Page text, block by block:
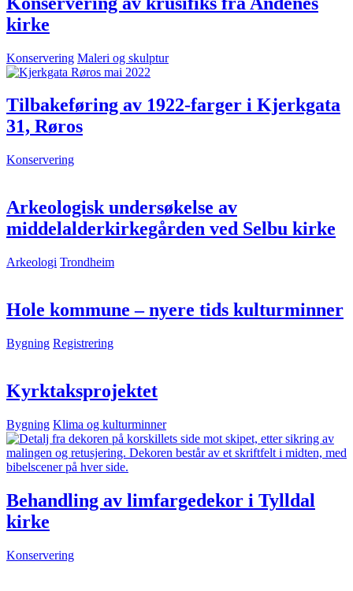
kirke
Konservering Maleri og skulptur
Tilbakeføring av 1922-farger i Kjerkgata
31, Røros
Konservering
Arkeologisk undersøkelse av
middelalderkirkegården ved Selbu kirke
Arkeologi Trondheim
Hole kommune – nyere tids kulturminner
Bygning Registrering
Kyrktaksprojektet
Bygning Klima og kulturminner
Behandling av limfargedekor i Tylldal
kirke
Konservering